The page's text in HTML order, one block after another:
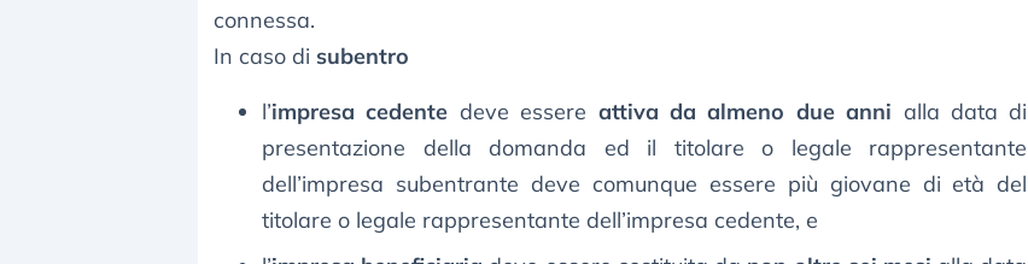
connessa.
In caso di subentro
l’impresa cedente deve essere attiva da almeno due anni alla data di
presentazione della domanda ed il titolare o legale rappresentante
dell’impresa subentrante deve comunque essere più giovane di età del
titolare o legale rappresentante dell’impresa cedente, e